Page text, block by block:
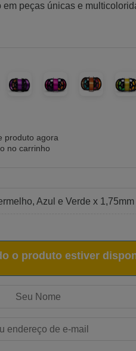
peças únicas e
produto agora
no carrinho
Azul e Verde x 1,75mm
o produto estiver